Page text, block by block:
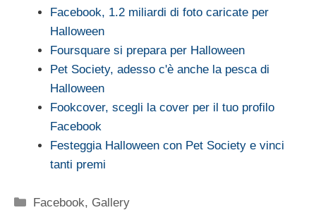
Facebook, 1.2 miliardi di foto caricate per
Halloween
Foursquare si prepara per Halloween
Pet Society, adesso c'è anche la pesca di
Halloween
Fookcover, scegli la cover per il tuo profilo
Facebook
Festeggia Halloween con Pet Society e vinci
tanti premi
Categorie
Facebook, Gallery